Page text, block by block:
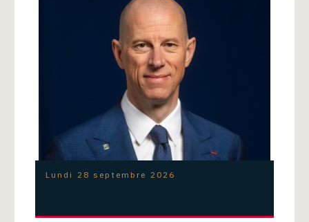
Lundi 28 septembre 2026